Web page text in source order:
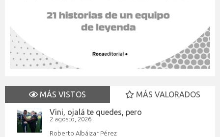
MÁS VISTOS
MÁS VALORADOS
Vini, ojalá te quedes, pero
2 agosto, 2026
Roberto Albáizar Pérez